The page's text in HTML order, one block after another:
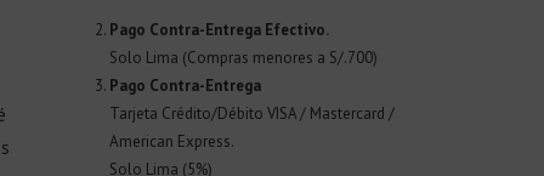
Pago Contra-Entrega Efectivo.
Solo Lima (Compras menores a S/.700)
Pago Contra-Entrega
Tarjeta Crédito/Débito VISA / Mastercard /
American Express.
Solo Lima (5%)